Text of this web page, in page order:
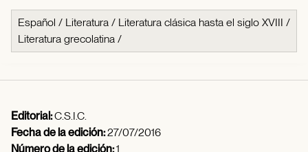
Español / Literatura / Literatura clásica hasta el siglo XVIII /
Literatura grecolatina /
Editorial:C.S.I.C.
Fecha de la edición:27/07/2016
Número de la edición:1